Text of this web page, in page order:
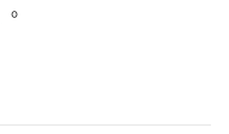
。